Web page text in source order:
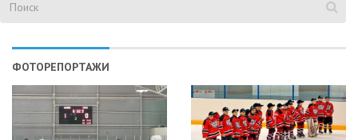
ФОТОРЕПОРТАЖИ